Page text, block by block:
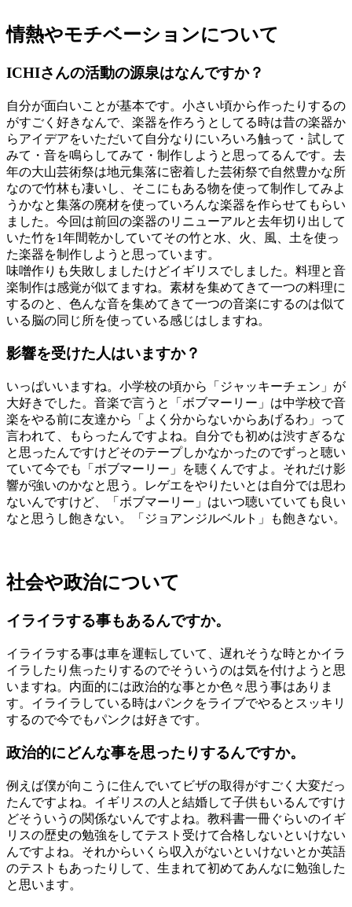
情熱やモチベーションについて
ICHIさんの活動の源泉はなんですか？
自分が面白いことが基本です。小さい頃から作ったりするの
がすごく好きなんで、楽器を作ろうとしてる時は昔の楽器か
らアイデアをいただいて自分なりにいろいろ触って・試して
みて・音を鳴らしてみて・制作しようと思ってるんです。去
年の大山芸術祭は地元集落に密着した芸術祭で自然豊かな所
なので竹林も凄いし、そこにもある物を使って制作してみよ
うかなと集落の廃材を使っていろんな楽器を作らせてもらい
ました。今回は前回の楽器のリニューアルと去年切り出して
いた竹を1年間乾かしていてその竹と水、火、風、土を使っ
た楽器を制作しようと思っています。
味噌作りも失敗しましたけどイギリスでしました。料理と音
楽制作は感覚が似てますね。素材を集めてきて一つの料理に
するのと、色んな音を集めてきて一つの音楽にするのは似て
いる脳の同じ所を使っている感じはしますね。
影響を受けた人はいますか？
いっぱいいますね。小学校の頃から「ジャッキーチェン」が
大好きでした。音楽で言うと「ボブマーリー」は中学校で音
楽をやる前に友達から「よく分からないからあげるわ」って
言われて、もらったんですよね。自分でも初めは渋すぎるな
と思ったんですけどそのテープしかなかったのでずっと聴い
ていて今でも「ボブマーリー」を聴くんですよ。それだけ影
響が強いのかなと思う。レゲエをやりたいとは自分では思わ
ないんですけど、「ボブマーリー」はいつ聴いていても良い
なと思うし飽きない。「ジョアンジルベルト」も飽きない。
社会や政治について
イライラする事もあるんですか。
イライラする事は車を運転していて、遅れそうな時とかイラ
イラしたり焦ったりするのでそういうのは気を付けようと思
いますね。内面的には政治的な事とか色々思う事はありま
す。イライラしている時はパンクをライブでやるとスッキリ
するので今でもパンクは好きです。
政治的にどんな事を思ったりするんですか。
例えば僕が向こうに住んでいてビザの取得がすごく大変だっ
たんですよね。イギリスの人と結婚して子供もいるんですけ
どそういうの関係ないんですよね。教科書一冊ぐらいのイギ
リスの歴史の勉強をしてテスト受けて合格しないといけない
んですよね。それからいくら収入がないといけないとか英語
のテストもあったりして、生まれて初めてあんなに勉強した
と思います。